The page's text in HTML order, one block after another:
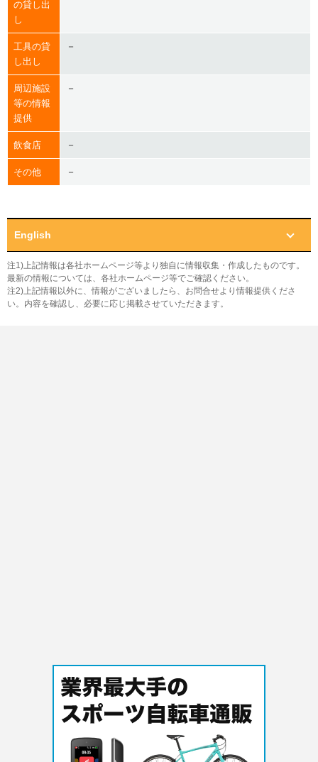
の貸し出
し
工具の貸
し出し
－
周辺施設
等の情報
提供
－
飲食店 －
その他 －
English
注1)上記情報は各社ホームページ等より独自に情報収集・作成したものです。
最新の情報については、各社ホームページ等でご確認ください。
注2)上記情報以外に、情報がございましたら、お問合せより情報提供くださ
い。内容を確認し、必要に応じ掲載させていただきます。